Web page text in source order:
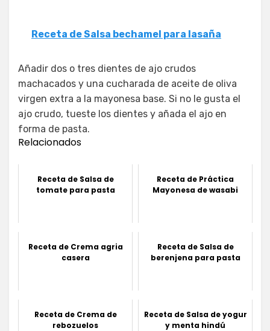
Receta de Salsa bechamel para lasaña
Añadir dos o tres dientes de ajo crudos
machacados y una cucharada de aceite de oliva
virgen extra a la mayonesa base. Si no le gusta el
ajo crudo, tueste los dientes y añada el ajo en
forma de pasta.
Relacionados
Receta de Salsa de
tomate para pasta
Receta de Práctica
Mayonesa de wasabi
Receta de Crema agria
casera
Receta de Salsa de
berenjena para pasta
Receta de Crema de
rebozuelos
Receta de Salsa de yogur
y menta hindú